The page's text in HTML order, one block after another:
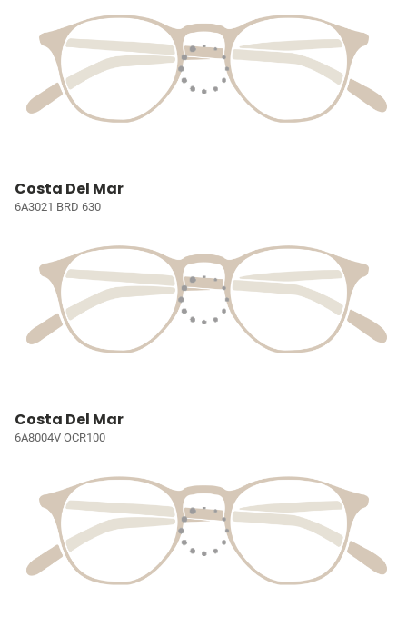
Costa Del Mar
6A3021 BRD 630
Costa Del Mar
6A8004V OCR100